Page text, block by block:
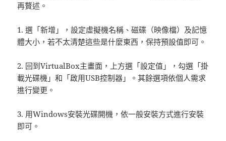
再贅述。
1. 選「新增」，設定虛擬機名稱、磁碟（映像檔）及記憶
體大小，若不太清楚這些是什麼東西，保持預設值即可。
2. 回到VirtualBox主畫面，上方選「設定值」，勾選「掛
載光碟機」和「啟用USB控制器」。其餘選項依個人需求
進行變更。
3. 用Windows安裝光碟開機，依一般安裝方式進行安裝
即可。